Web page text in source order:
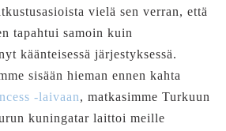
vielä sen verran, että
tapahtui samoin kuin
käänteisessä järjestyksessä.
sisään hieman ennen kahta
-laivaan, matkasimme Turkuun
kuningatar laittoi meille